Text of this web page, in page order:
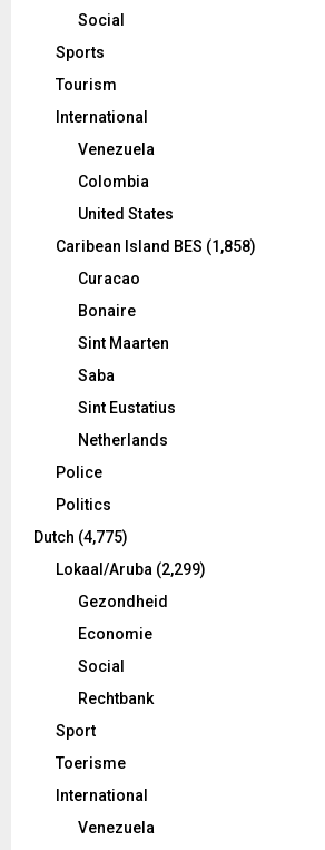
Social
Sports
Tourism
International
Venezuela
Colombia
United States
Caribean Island BES (1,858)
Curacao
Bonaire
Sint Maarten
Saba
Sint Eustatius
Netherlands
Police
Politics
Dutch (4,775)
Lokaal/Aruba (2,299)
Gezondheid
Economie
Social
Rechtbank
Sport
Toerisme
International
Venezuela